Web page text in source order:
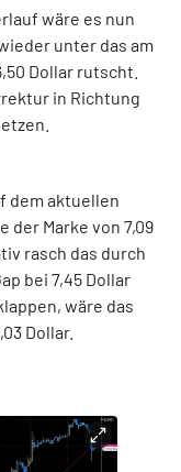
wäre es nun
unter das am
Dollar rutscht.
in Richtung
dem aktuellen
der Marke von 7,09
rasch das durch
bei 7,45 Dollar
wäre das
Dollar.